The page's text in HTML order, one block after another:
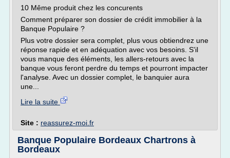
10 Même produit chez les concurents
Comment préparer son dossier de crédit immobilier à la
Banque Populaire ?
Plus votre dossier sera complet, plus vous obtiendrez une
réponse rapide et en adéquation avec vos besoins. S'il
vous manque des éléments, les allers-retours avec la
banque vous feront perdre du temps et pourront impacter
l'analyse. Avec un dossier complet, le banquier aura
une...
Lire la suite
Site : reassurez-moi.fr
Banque Populaire Bordeaux Chartrons à
Bordeaux